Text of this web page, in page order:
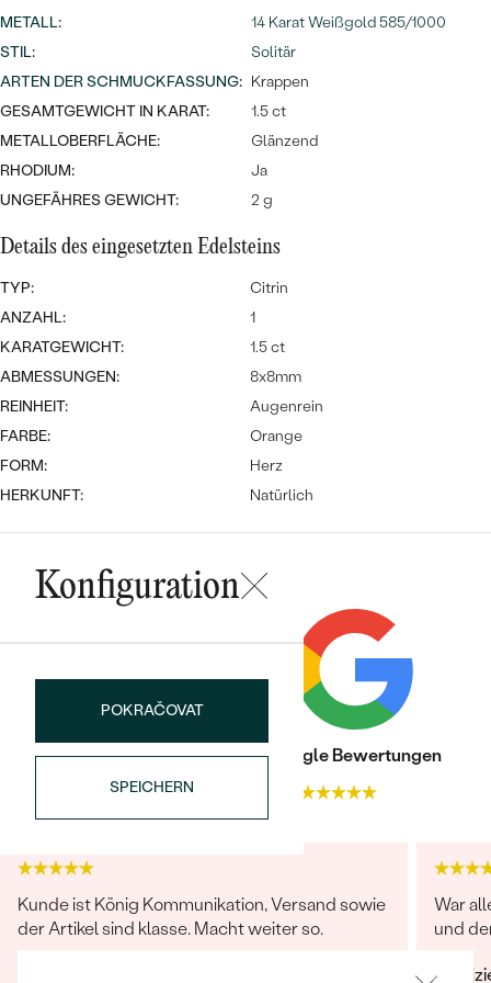
Meistverkaufte
Eheringe
GOLD
Wave Kollektion
ANSEHEN
EDELSTEINSCHMUCK
SCHMUCK MIT LAB GROWN
DIAMANTEN
PERLENSCHMUCK
NACH STYL
SYMBOLISCH
MINIMALISTISCH
NACH ANLASS
NACH DER FARBE
MASSGEFERTIGTER
Meistverkaufte
Ohrrinnge
LUXURIÖSE
Personalisierte
Halsketten
Meistverkaufte
Ringe
METALL:
14 Karat Weißgold 585/1000
STIL:
Solitär
ARTEN DER SCHMUCKFASSUNG: Krappen
GESAMTGEWICHT IN KARAT:
1.5 ct
METALLOBERFLÄCHE:
Glänzend
RHODIUM:
Ja
UNGEFÄHRES GEWICHT:
2 g
Details des eingesetzten Edelsteins
TYP:
Citrin
ANZAHL:
1
KARATGEWICHT:
1.5 ct
ABMESSUNGEN:
8x8mm
REINHEIT:
Augenrein
FARBE:
Orange
FORM:
Herz
HERKUNFT:
Natürlich
Konfiguration
POKRAČOVAT
SPEICHERN
Trusted shop BewertungenGoogle Bewertungen
Kunde ist König Kommunikation, Versand sowie
der Artikel sind klasse. Macht weiter so.
War
und